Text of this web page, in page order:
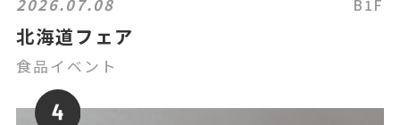
2026.07.08 B1F
北海道フェア
食品イベント